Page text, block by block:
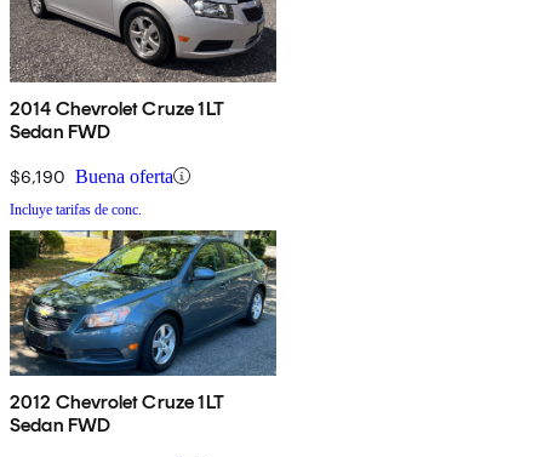
2014 Chevrolet Cruze 1LT
Sedan FWD
$6,190 Buena oferta
Incluye tarifas de conc.
2012 Chevrolet Cruze 1LT
Sedan FWD